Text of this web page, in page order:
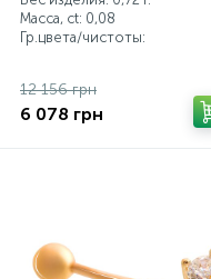
Масса, ct: 0,08
Гр.цвета/чистоты:
12 156 грн
6 078 грн
Серебряные